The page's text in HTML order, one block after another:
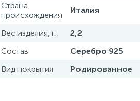
Страна
происхождения
Италия
Вес изделия, г.
2,2
Состав
Серебро 925
Вид покрытия
Родированное